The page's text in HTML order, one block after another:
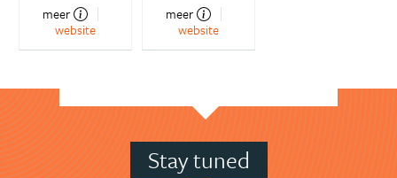
meer
website
meer
website
Stay tuned